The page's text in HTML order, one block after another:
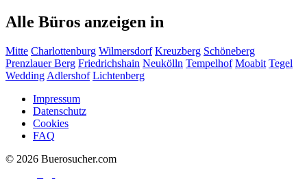
Alle Büros anzeigen in
Mitte Charlottenburg Wilmersdorf Kreuzberg Schöneberg
Prenzlauer Berg Friedrichshain Neukölln Tempelhof Moabit Tegel
Wedding Adlershof Lichtenberg
Impressum
Datenschutz
Cookies
FAQ
© 2026 Buerosucher.com